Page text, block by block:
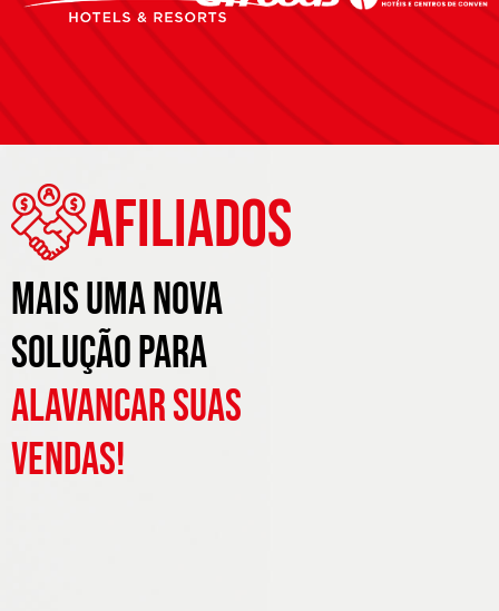
Afiliados
Mais uma nova
solução para
alavancar suas
vendas!